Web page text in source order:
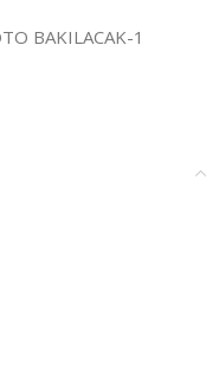
BAKILACAK-1